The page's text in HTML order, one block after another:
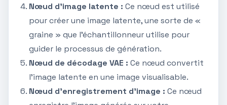
Nœud d'image latente : Ce nœud est utilisé
pour créer une image latente, une sorte de «
graine » que l'échantillonneur utilise pour
guider le processus de génération.
Nœud de décodage VAE : Ce nœud convertit
l'image latente en une image visualisable.
Nœud d'enregistrement d'image : Ce nœud